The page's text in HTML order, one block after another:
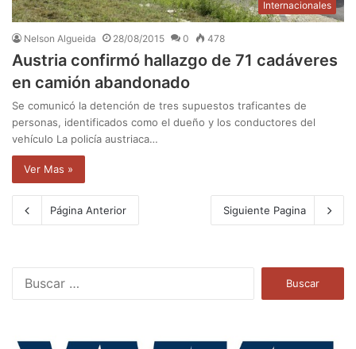
Internacionales
Nelson Algueida 28/08/2015 0 478
Austria confirmó hallazgo de 71 cadáveres
en camión abandonado
Se comunicó la detención de tres supuestos traficantes de
personas, identificados como el dueño y los conductores del
vehículo La policía austriaca…
Ver Mas »
Página Anterior Siguiente Pagina
a